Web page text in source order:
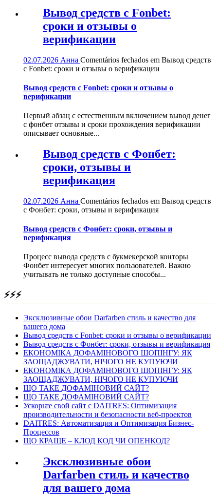
Вывод средств с Fonbet:
сроки и отзывы о
верификации
02.07.2026 Анна Comentários fechados em Вывод средств
с Fonbet: сроки и отзывы о верификации
Вывод средств с Fonbet: сроки и отзывы о
верификации
Первый абзац с естественным включением вывод денег
с фонбет отзывы и сроки прохождения верификации
описывает основные...
Вывод средств с Фонбет:
сроки, отзывы и
верификация
02.07.2026 Анна Comentários fechados em Вывод средств
с Фонбет: сроки, отзывы и верификация
Вывод средств с Фонбет: сроки, отзывы и
верификация
Процесс вывода средств с букмекерской конторы
Фонбет интересует многих пользователей. Важно
учитывать не только доступные способы...
⚡⚡⚡
Эксклюзивные обои Darfarben стиль и качество для
вашего дома
Вывод средств с Fonbet: сроки и отзывы о верификации
Вывод средств с Фонбет: сроки, отзывы и верификация
ЕКОНОМІКА ДОФАМІНОВОГО ШОПІНГУ: ЯК
ЗАОЩАДЖУВАТИ, НІЧОГО НЕ КУПУЮЧИ
ЕКОНОМІКА ДОФАМІНОВОГО ШОПІНГУ: ЯК
ЗАОЩАДЖУВАТИ, НІЧОГО НЕ КУПУЮЧИ
ЩО ТАКЕ ДОФАМІНОВИЙ САЙТ?
ЩО ТАКЕ ДОФАМІНОВИЙ САЙТ?
Ускорьте свой сайт с DAITRES: Оптимизация
производительности и безопасности веб-проектов
DAITRES: Автоматизация и Оптимизация Бизнес-
Процессов
ЩО КРАЩЕ – КЛОД КОД ЧИ ОПЕНКОД?
Эксклюзивные обои
Darfarben стиль и качество
для вашего дома